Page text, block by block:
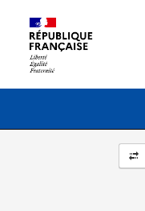
Menu principal